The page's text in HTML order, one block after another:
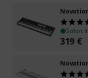
Sofort
319 €